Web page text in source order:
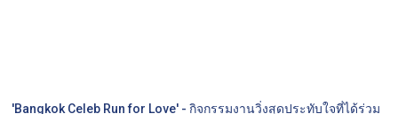
'Bangkok Celeb Run for Love' - กิจกรรมงานวิ่งสุดประทับใจที่ได้ร่วม